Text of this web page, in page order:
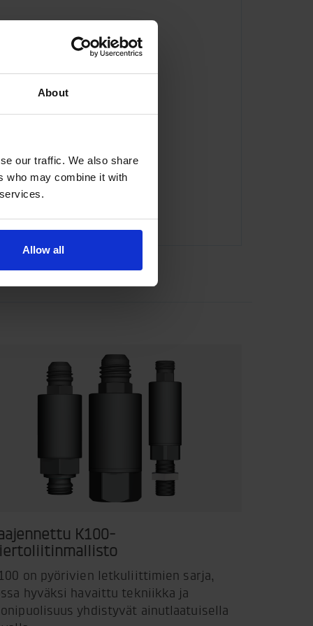
About
our traffic. We also share
who may combine it with
Allow all
K100-
on pyörivien letkuliittimien sarja,
hyväksi havaittu tekniikka ja
yhdistyvät ainutlaatuisella